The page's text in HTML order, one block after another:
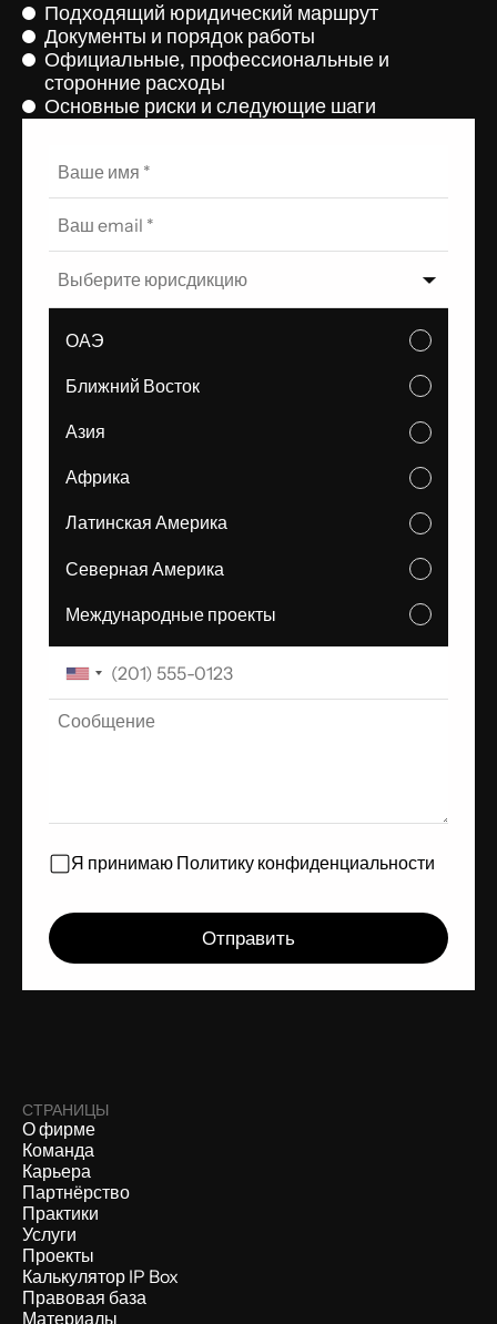
Подходящий юридический маршрут
Документы и порядок работы
Официальные, профессиональные и
сторонние расходы
Основные риски и следующие шаги
Выберите юрисдикцию
ОАЭ
Ближний Восток
Азия
Африка
Латинская Америка
Северная Америка
Международные проекты
Я принимаю Политику конфиденциальности
СТРАНИЦЫ
О фирме
Команда
Карьера
Партнёрство
Практики
Услуги
Проекты
Калькулятор IP Box
Правовая база
Материалы